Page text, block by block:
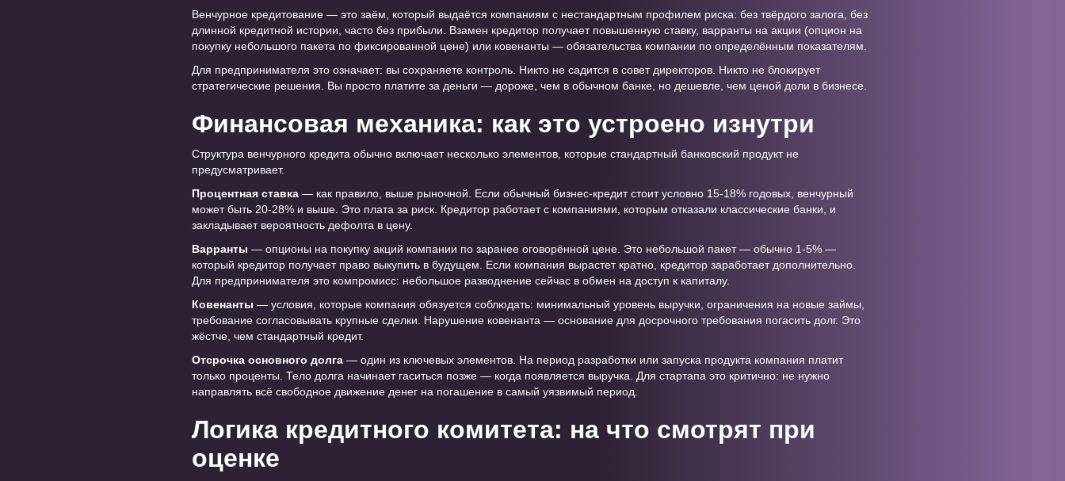
Венчурное кредитование — это заём, который выдаётся компаниям с нестандартным профилем риска: без твёрдого залога, без
длинной кредитной истории, часто без прибыли. Взамен кредитор получает повышенную ставку, варранты на акции (опцион на
покупку небольшого пакета по фиксированной цене) или ковенанты — обязательства компании по определённым показателям.
Для предпринимателя это означает: вы сохраняете контроль. Никто не садится в совет директоров. Никто не блокирует
стратегические решения. Вы просто платите за деньги — дороже, чем в обычном банке, но дешевле, чем ценой доли в бизнесе.
Финансовая механика: как это устроено изнутри
Структура венчурного кредита обычно включает несколько элементов, которые стандартный банковский продукт не
предусматривает.
Процентная ставка — как правило, выше рыночной. Если обычный бизнес-кредит стоит условно 15-18% годовых, венчурный
может быть 20-28% и выше. Это плата за риск. Кредитор работает с компаниями, которым отказали классические банки, и
закладывает вероятность дефолта в цену.
Варранты — опционы на покупку акций компании по заранее оговорённой цене. Это небольшой пакет — обычно 1-5% —
который кредитор получает право выкупить в будущем. Если компания вырастет кратно, кредитор заработает дополнительно.
Для предпринимателя это компромисс: небольшое разводнение сейчас в обмен на доступ к капиталу.
Ковенанты — условия, которые компания обязуется соблюдать: минимальный уровень выручки, ограничения на новые займы,
требование согласовывать крупные сделки. Нарушение ковенанта — основание для досрочного требования погасить долг. Это
жёстче, чем стандартный кредит.
Отсрочка основного долга — один из ключевых элементов. На период разработки или запуска продукта компания платит
только проценты. Тело долга начинает гаситься позже — когда появляется выручка. Для стартапа это критично: не нужно
направлять всё свободное движение денег на погашение в самый уязвимый период.
Логика кредитного комитета: на что смотрят при
оценке